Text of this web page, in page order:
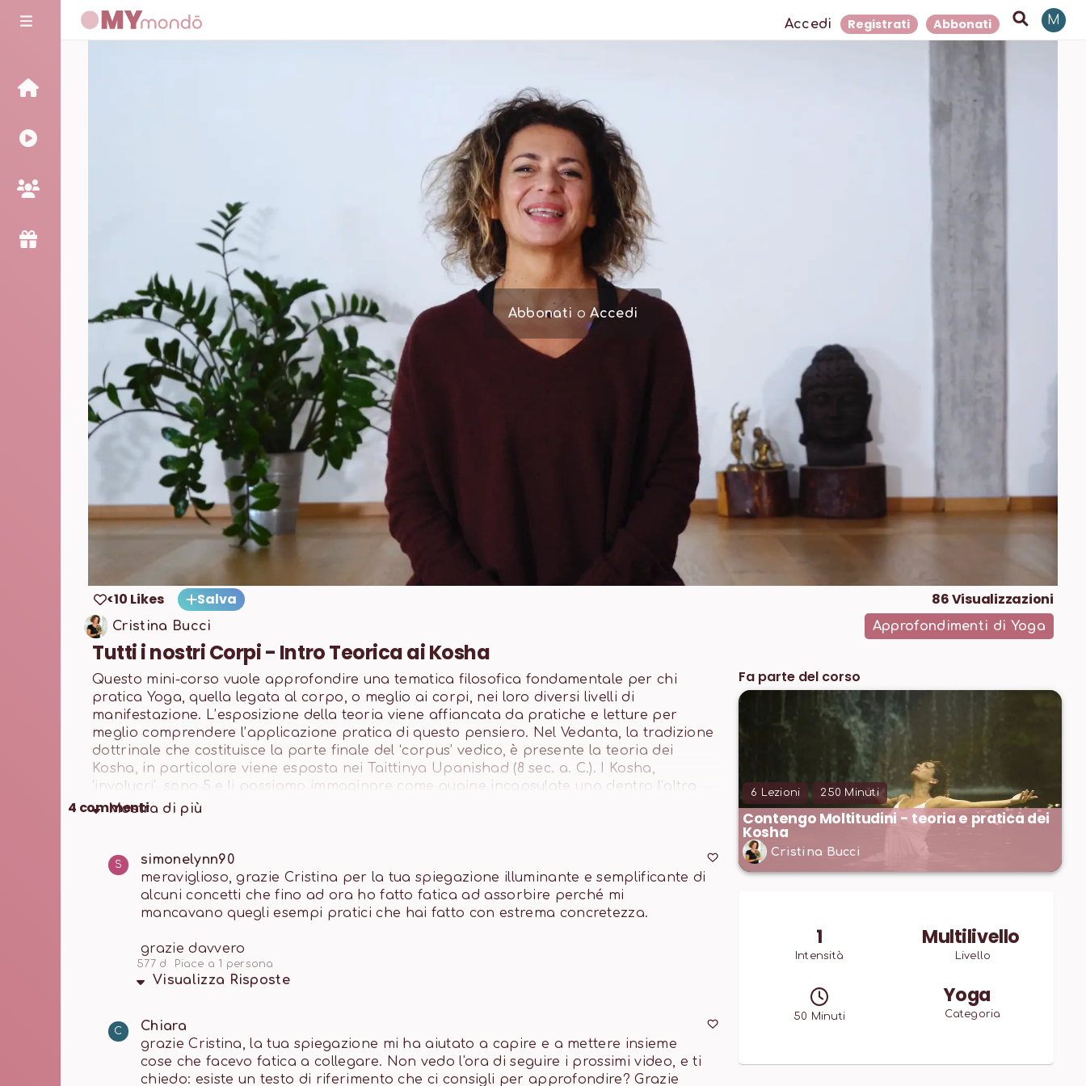
Accedi Registrati Abbonati M
Abbonati oAccedi
<10 Likes Salva 86Visualizzazioni
Cristina Bucci Approfondimenti di Yoga
Tutti i nostri Corpi - Intro Teorica ai Kosha
Questo mini-corso vuole approfondire una tematica filosofica fondamentale per chi
pratica Yoga, quella legata al corpo, o meglio ai corpi, nei loro diversi livelli di
manifestazione. L’esposizione della teoria viene affiancata da pratiche e letture per
meglio comprendere l’applicazione pratica di questo pensiero. Nel Vedanta, la tradizione
dottrinale che costituisce la parte finale del ‘corpus’ vedico, è presente la teoria dei
Kosha, in particolare viene esposta nei Taittinya Upanishad (8 sec. a. C.). I Kosha,
‘involucri’, sono 5 e li possiamo immaginare come guaine incapsulate una dentro l’altra,
come matrioske, che si influenzano tra di loro. Quando saliamo sul tappetino non è solo il
Exupery. Il viaggio di conoscenza di tutti i nostri corpi è un viaggio che va dal visibile
all’invisibile, dal superficiale all’essenziale ed ha come direzione la domanda filosofica per
eccellenza: ‘chi sono io?’.
Mostra di più
4 commenti
S
simonelynn90
meraviglioso, grazie Cristina per la tua spiegazione illuminante e semplificante di
alcuni concetti che fino ad ora ho fatto fatica ad assorbire perché mi
mancavano quegli esempi pratici che hai fatto con estrema concretezza.
grazie davvero
577 d Piace a 1 persona
Visualizza Risposte
C
Chiara
grazie Cristina, la tua spiegazione mi ha aiutato a capire e a mettere insieme
cose che facevo fatica a collegare. Non vedo l'ora di seguire i prossimi video, e ti
chiedo: esiste un testo di riferimento che ci consigli per approfondire? Grazie
Fa parte del corso
6 Lezioni 250 Minuti
Contengo Moltitudini - teoria e pratica dei
Kosha
Cristina Bucci
1
Intensità
Multilivello
Livello
50 Minuti
Yoga
Categoria